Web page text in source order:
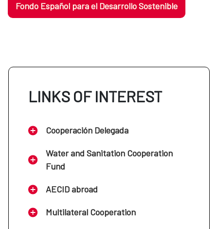
Fondo Español para el Desarrollo Sostenible
LINKS OF INTEREST
Cooperación Delegada
Water and Sanitation Cooperation
Fund
AECID abroad
Multilateral Cooperation